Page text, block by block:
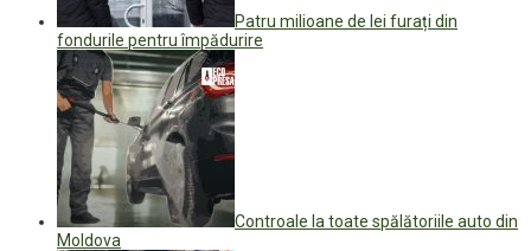
Patru milioane de lei furați din
fondurile pentru împădurire
Controale la toate spălătoriile auto din
Moldova